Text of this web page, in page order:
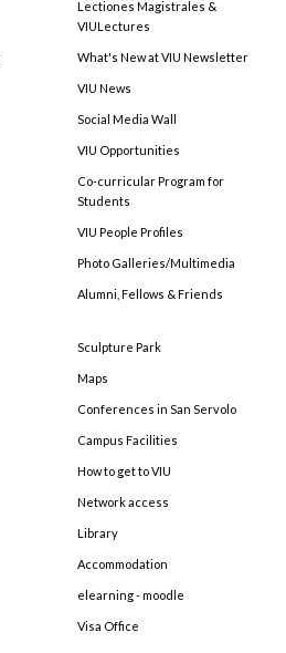
Lectiones Magistrales &
VIULectures
What's New at VIU Newsletter
VIU News
Social Media Wall
VIU Opportunities
Co-curricular Program for
Students
VIU People Profiles
Photo Galleries/Multimedia
Alumni, Fellows & Friends
Sculpture Park
Maps
Conferences in San Servolo
Campus Facilities
How to get to VIU
Network access
Library
Accommodation
elearning - moodle
Visa Office